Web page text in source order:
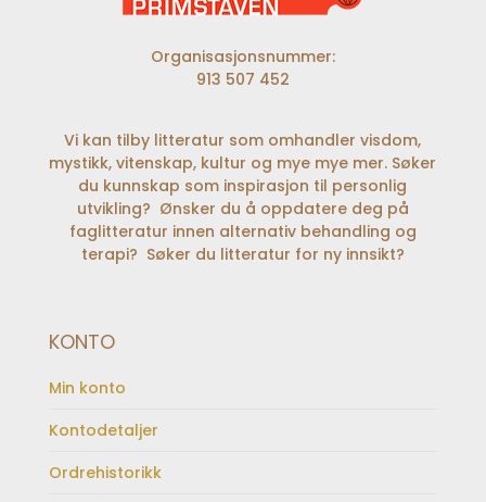
Organisasjonsnummer:
913 507 452
Vi kan tilby litteratur som omhandler visdom,
mystikk, vitenskap, kultur og mye mye mer. Søker
du kunnskap som inspirasjon til personlig
utvikling? Ønsker du å oppdatere deg på
faglitteratur innen alternativ behandling og
terapi? Søker du litteratur for ny innsikt?
KONTO
Min konto
Kontodetaljer
Ordrehistorikk